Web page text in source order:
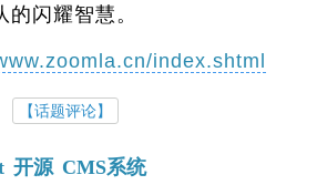
闪耀智慧。
index.shtml
【话题评论】
开源 CMS系统